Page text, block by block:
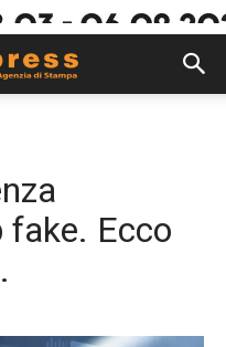
fake. Ecco